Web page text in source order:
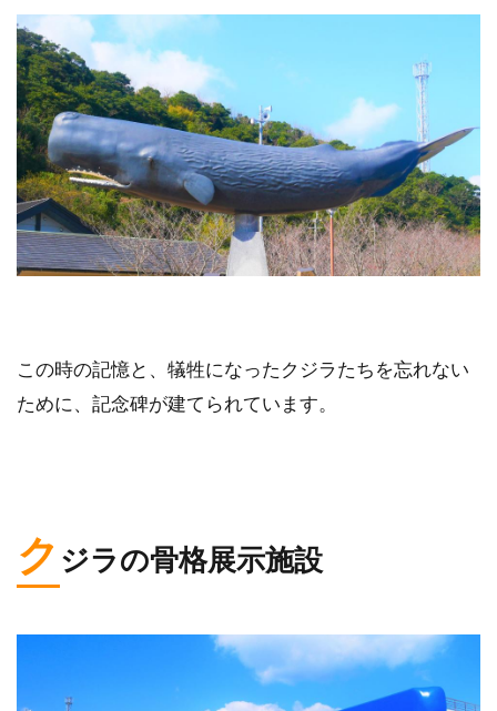
この時の記憶と、犠牲になったクジラたちを忘れない
ために、記念碑が建てられています。
ク ジラの骨格展示施設